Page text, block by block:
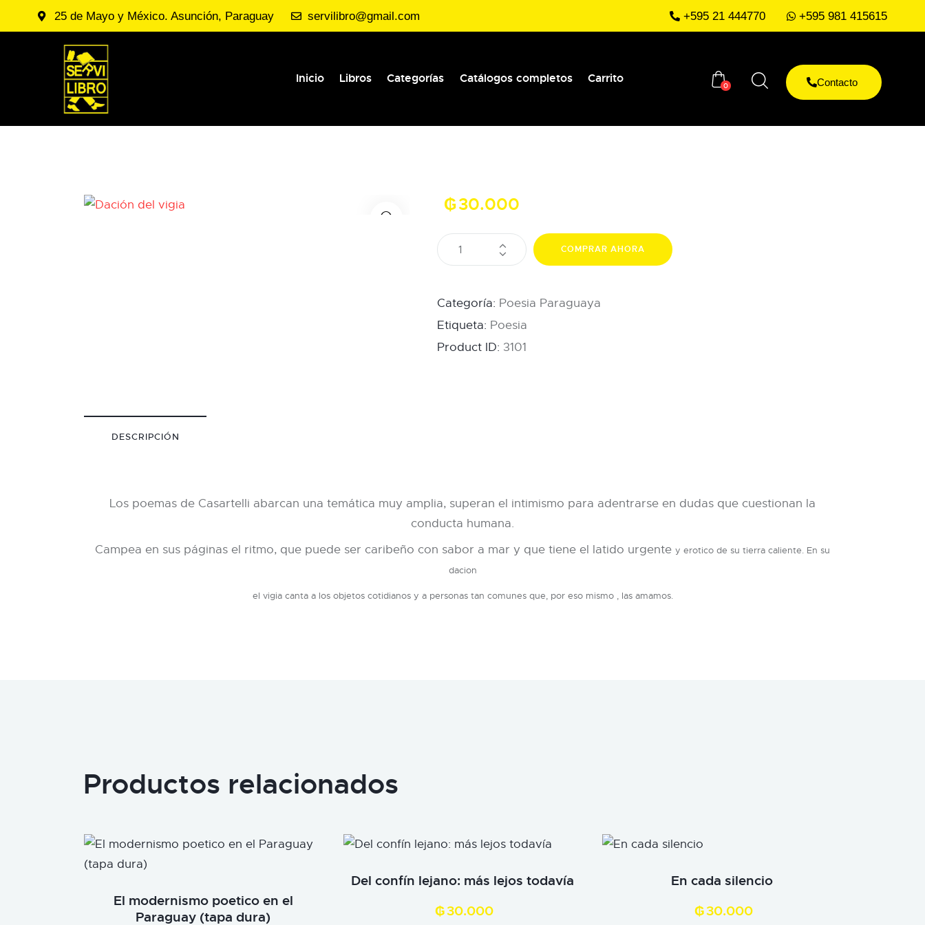
25 de Mayo y México. Asunción, Paraguay servilibro@gmail.com +595 21 444770 +595 981 415615
Inicio Libros Categorías Catálogos completos Carrito
0 Contacto
₲30.000
COMPRAR AHORA
Categoría: Poesia Paraguaya
Etiqueta: Poesia
Product ID: 3101
DESCRIPCIÓN
Los poemas de Casartelli abarcan una temática muy amplia, superan el intimismo para adentrarse en dudas que cuestionan la
conducta humana.
Campea en sus páginas el ritmo, que puede ser caribeño con sabor a mar y que tiene el latido urgente y erotico de su tierra caliente. En su
dacion
el vigia canta a los objetos cotidianos y a personas tan comunes que, por eso mismo , las amamos.
Productos relacionados
El modernismo poetico en el
Paraguay (tapa dura)
Del confín lejano: más lejos todavía
₲30.000
En cada silencio
₲30.000